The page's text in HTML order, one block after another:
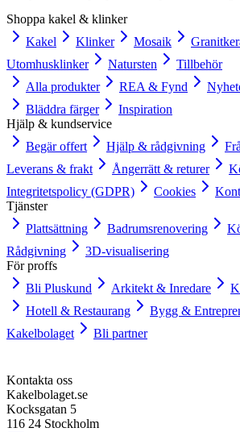
Shoppa kakel & klinker
Kakel
Klinker Mosaik
Utomhusklinker
Natursten
Tillbehör
Alla produkter
REA & Fynd
Bläddra färger
Inspiration
Hjälp & kundservice
Begär offert
Hjälp & rådgivning
Leverans & frakt
Ångerrätt & returer
Integritetspolicy (GDPR)
Cookies
Tjänster
Plattsättning
Badrumsrenovering
Rådgivning
3D-visualisering
För proffs
Bli Pluskund
Arkitekt & Inredare
Hotell & Restaurang
Bygg &
Kakelbolaget
Bli partner
Kontakta oss
Kakelbolaget.se
Kocksgatan 5
116 24 Stockholm